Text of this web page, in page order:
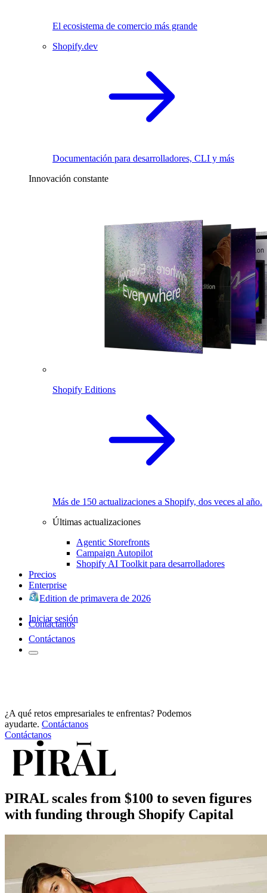
El ecosistema de comercio más grande
Shopify.dev
Documentación para desarrolladores, CLI y más
Innovación constante
Shopify Editions
Más de 150 actualizaciones a Shopify, dos veces al año.
Últimas actualizaciones
Agentic Storefronts
Campaign Autopilot
Shopify AI Toolkit para desarrolladores
Precios
Enterprise
Edition de primavera de 2026
Iniciar sesión
Contáctanos
Contáctanos
¿A qué retos empresariales te enfrentas? Podemos
ayudarte. Contáctanos
Contáctanos
PIRAL scales from $100 to seven figures
with funding through Shopify Capital